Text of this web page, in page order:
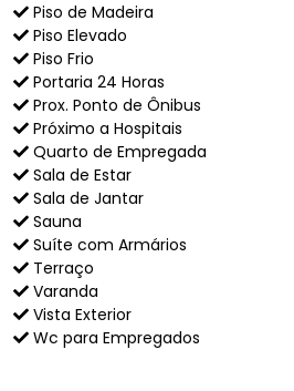
Piso de Madeira
Piso Elevado
Piso Frio
Portaria 24 Horas
Prox. Ponto de Ônibus
Próximo a Hospitais
Quarto de Empregada
Sala de Estar
Sala de Jantar
Sauna
Suíte com Armários
Terraço
Varanda
Vista Exterior
Wc para Empregados